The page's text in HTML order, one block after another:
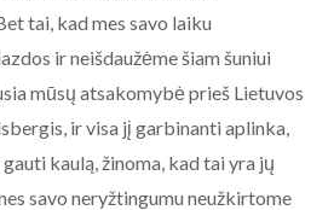
tai, kad mes savo laiku
ir neišdaužėme šiam šuniui
mūsų atsakomybė prieš Lietuvos
ir visa jį garbinanti aplinka,
kaulą, žinoma, kad tai yra jų
savo neryžtingumu neužkirtome